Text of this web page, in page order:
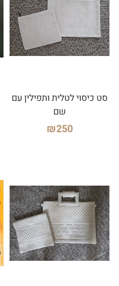
סט כיסוי לטלית ותפילין עם
שם
₪250